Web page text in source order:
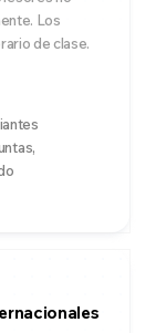
Los
de clase.